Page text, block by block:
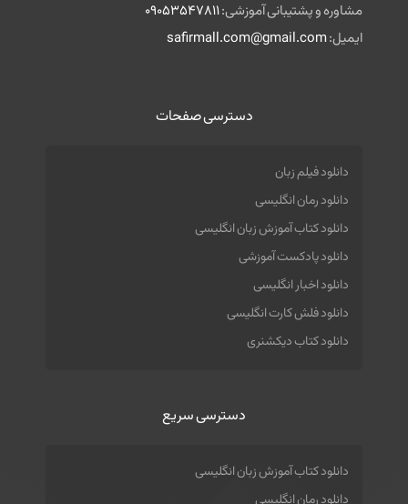
مشاوره و پشتیبانی آموزشی:09053547811
ایمیل:safirmall.com@gmail.com
دسترسی صفحات
دانلود فیلم زبان
دانلود رمان انگلیسی
دانلود کتاب آموزش زبان انگلیسی
دانلود پادکست آموزشی
دانلود اخبار انگلیسی
دانلود فلش کارت انگلیسی
دانلود کتاب دیکشنری
دسترسی سریع
دانلود کتاب آموزش زبان انگلیسی